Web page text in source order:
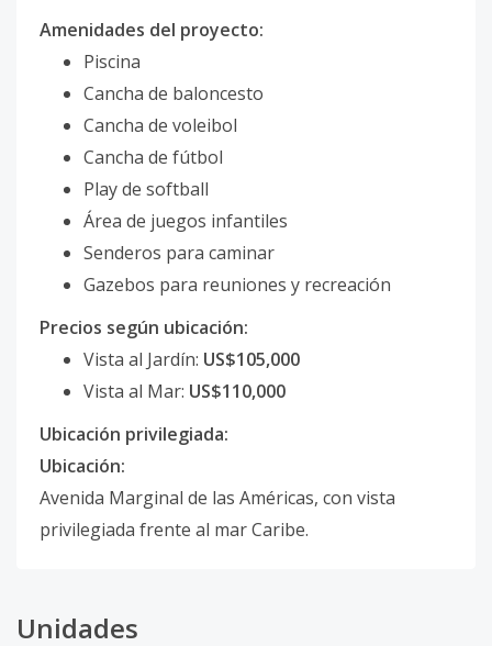
Amenidades del proyecto:
Piscina
Cancha de baloncesto
Cancha de voleibol
Cancha de fútbol
Play de softball
Área de juegos infantiles
Senderos para caminar
Gazebos para reuniones y recreación
Precios según ubicación:
Vista al Jardín: US$105,000
Vista al Mar: US$110,000
Ubicación privilegiada:
Ubicación:
Avenida Marginal de las Américas, con vista
privilegiada frente al mar Caribe.
Unidades